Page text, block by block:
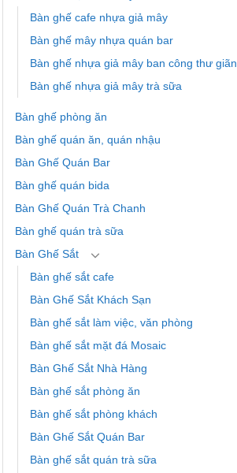
Bàn ghế cafe nhựa giả mây
Bàn ghế mây nhựa quán bar
Bàn ghế nhựa giả mây ban công thư giãn
Bàn ghế nhựa giả mây trà sữa
Bàn ghế phòng ăn
Bàn ghế quán ăn, quán nhậu
Bàn Ghế Quán Bar
Bàn ghế quán bida
Bàn Ghế Quán Trà Chanh
Bàn ghế quán trà sữa
Bàn Ghế Sắt
Bàn ghế sắt cafe
Bàn Ghế Sắt Khách Sạn
Bàn ghế sắt làm việc, văn phòng
Bàn ghế sắt mặt đá Mosaic
Bàn Ghế Sắt Nhà Hàng
Bàn ghế sắt phòng ăn
Bàn ghế sắt phòng khách
Bàn Ghế Sắt Quán Bar
Bàn ghế sắt quán trà sữa